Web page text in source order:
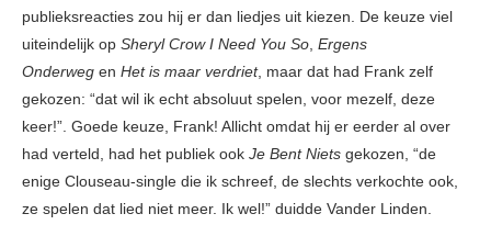
publieksreacties zou hij er dan liedjes uit kiezen. De keuze viel
uiteindelijk op Sheryl Crow I Need You So, Ergens
Onderweg en Het is maar verdriet, maar dat had Frank zelf
gekozen: “dat wil ik echt absoluut spelen, voor mezelf, deze
keer!”. Goede keuze, Frank! Allicht omdat hij er eerder al over
had verteld, had het publiek ook Je Bent Niets gekozen, “de
enige Clouseau-single die ik schreef, de slechts verkochte ook,
ze spelen dat lied niet meer. Ik wel!” duidde Vander Linden.